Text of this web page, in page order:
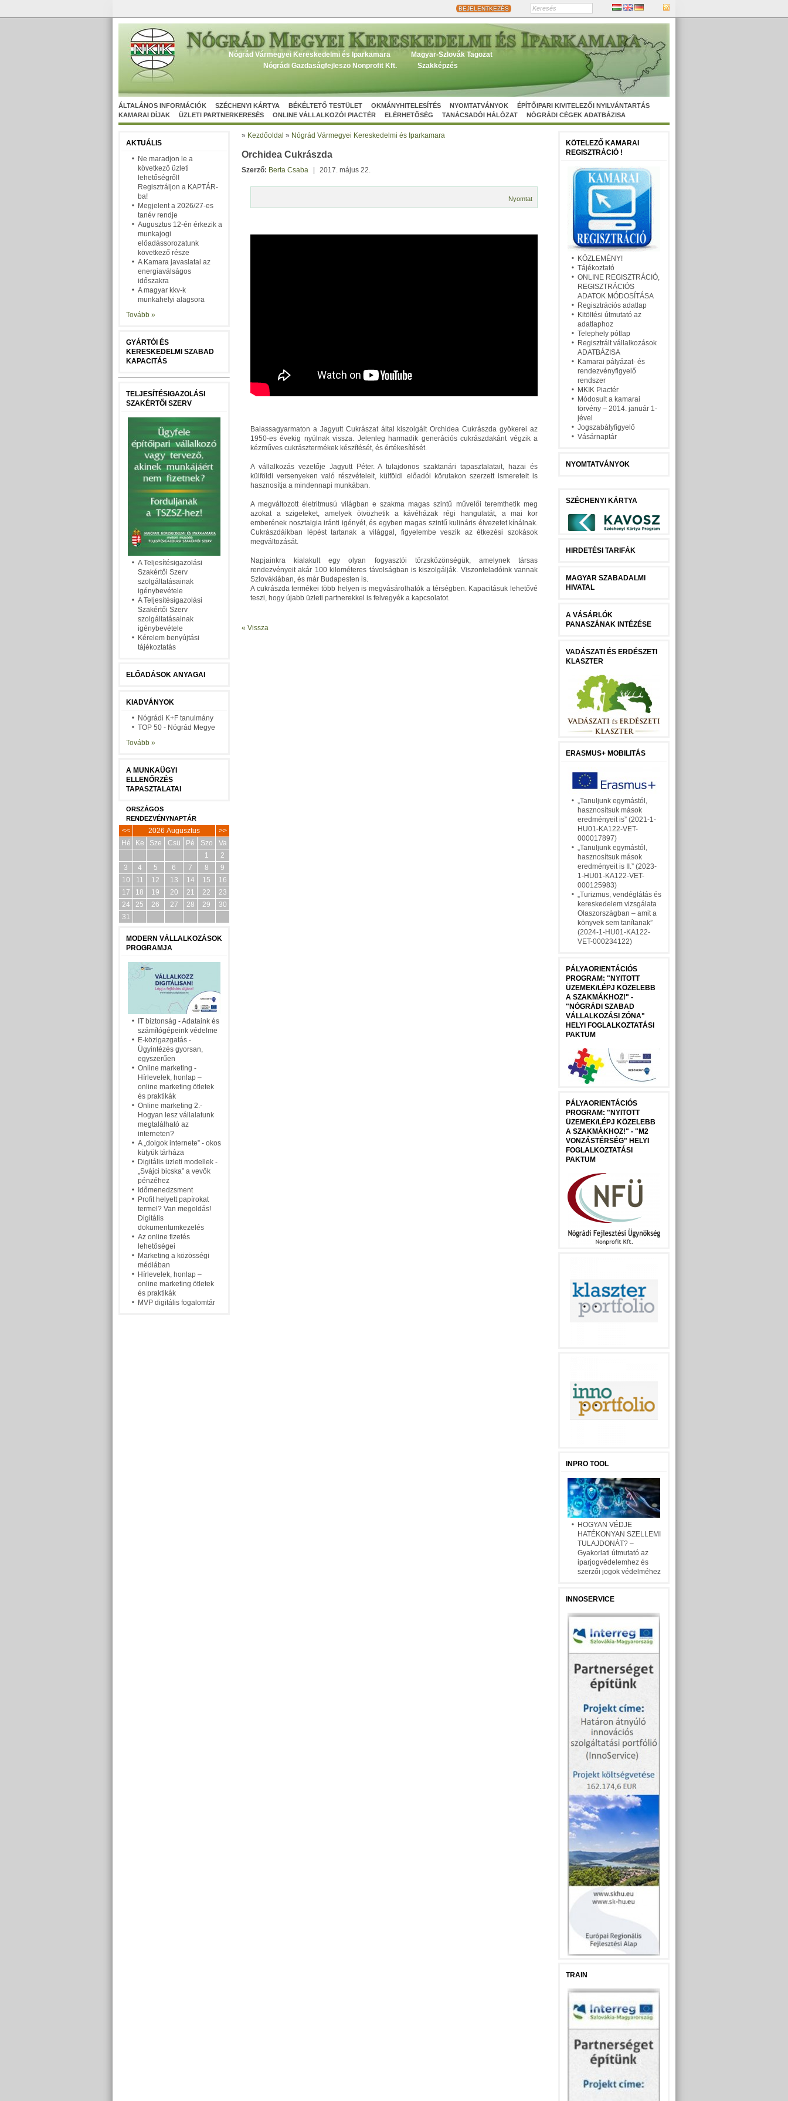
BEJELENTKEZÉS
Nógrád Vármegyei Kereskedelmi és Iparkamara
Magyar-Szlovák Tagozat
Nógrádi Gazdaságfejleszö Nonprofit Kft.
Szakképzés
ÁLTALÁNOS INFORMÁCIÓK SZÉCHENYI KÁRTYA BÉKÉLTETŐ TESTÜLET OKMÁNYHITELESÍTÉS NYOMTATVÁNYOK
ÉPÍTŐIPARI KIVITELEZŐI NYILVÁNTARTÁS
KAMARAI DÍJAK
ÜZLETI PARTNERKERESÉS ONLINE VÁLLALKOZÓI PIACTÉR ELÉRHETŐSÉG TANÁCSADÓI HÁLÓZAT NÓGRÁDI CÉGEK ADATBÁZISA
AKTUÁLIS
Ne maradjon le a
következő üzleti
lehetőségről!
Regisztráljon a KAPTÁR-
ba!
Megjelent a 2026/27-es
tanév rendje
Augusztus 12-én érkezik a
munkajogi
előadássorozatunk
következő része
A Kamara javaslatai az
energiaválságos
időszakra
A magyar kkv-k
munkahelyi alagsora
Tovább »
GYÁRTÓI ÉS
KERESKEDELMI SZABAD
KAPACITÁS
TELJESÍTÉSIGAZOLÁSI
SZAKÉRTŐI SZERV
A Teljesítésigazolási
Szakértői Szerv
szolgáltatásainak
igénybevétele
A Teljesítésigazolási
Szakértői Szerv
szolgáltatásainak
igénybevétele
Kérelem benyújtási
tájékoztatás
ELŐADÁSOK ANYAGAI
KIADVÁNYOK
Nógrádi K+F tanulmány
TOP 50 - Nógrád Megye
Tovább »
A MUNKAÜGYI
ELLENŐRZÉS
TAPASZTALATAI
ORSZÁGOS
RENDEZVÉNYNAPTÁR
<< 2026 Augusztus
>>
Hé
Ke Sze Csü Pé Szo
Va
1
2
3
4 5 6 7 8
9
10
11 12 13 14 15
16
17
18 19 20 21 22
23
24
25 26 27 28 29
30
31
MODERN VÁLLALKOZÁSOK
PROGRAMJA
IT biztonság - Adataink és
számítógépeink védelme
E-közigazgatás -
Ügyintézés gyorsan,
egyszerűen
Online marketing -
Hírlevelek, honlap –
online marketing ötletek
és praktikák
Online marketing 2.-
Hogyan lesz vállalatunk
megtalálható az
interneten?
A „dolgok internete” - okos
kütyük tárháza
Digitális üzleti modellek -
„Svájci bicska” a vevők
pénzéhez
Időmenedzsment
Profit helyett papírokat
termel? Van megoldás!
Digitális
dokumentumkezelés
Az online fizetés
lehetőségei
Marketing a közösségi
médiában
Hírlevelek, honlap –
online marketing ötletek
és praktikák
MVP digitális fogalomtár
» Kezdőoldal » Nógrád Vármegyei Kereskedelmi és Iparkamara
Orchidea Cukrászda
Szerző: Berta Csaba 2017. május 22.
Nyomtat
Balassagyarmaton a Jagyutt Cukrászat által kiszolgált Orchidea Cukrászda gyökerei az
1950-es évekig nyúlnak vissza. Jelenleg harmadik generációs cukrászdakánt végzik a
kézműves cukrásztermékek készítését, és értékesítését.
A vállalkozás vezetője Jagyutt Péter. A tulajdonos szaktanári tapasztalatait, hazai és
külföldi versenyeken való részvételeit, külföldi előadói körutakon szerzett ismereteit is
hasznosítja a mindennapi munkában.
A megváltozott életritmusú világban e szakma magas szintű művelői teremthetik meg
azokat a szigeteket, amelyek ötvözhetik a kávéházak régi hangulatát, a mai kor
emberének nosztalgia iránti igényét, és egyben magas szintű kulináris élvezetet kínálnak.
Cukrászdáikban lépést tartanak a világgal, figyelembe veszik az étkezési szokások
megváltozását.
Napjainkra kialakult egy olyan fogyasztói törzsközönségük, amelynek társas
rendezvényeit akár 100 kilométeres távolságban is kiszolgálják. Viszonteladóink vannak
Szlovákiában, és már Budapesten is.
A cukrászda termékei több helyen is megvásárolhatók a térségben. Kapacitásuk lehetővé
teszi, hogy újabb üzleti partnerekkel is felvegyék a kapcsolatot.
« Vissza
KÖTELEZŐ KAMARAI
REGISZTRÁCIÓ !
KÖZLEMÉNY!
Tájékoztató
ONLINE REGISZTRÁCIÓ,
REGISZTRÁCIÓS
ADATOK MÓDOSÍTÁSA
Regisztrációs adatlap
Kitöltési útmutató az
adatlaphoz
Telephely pótlap
Regisztrált vállalkozások
ADATBÁZISA
Kamarai pályázat- és
rendezvényfigyelő
rendszer
MKIK Piactér
Módosult a kamarai
törvény – 2014. január 1-
jével
Jogszabályfigyelő
Vásárnaptár
NYOMTATVÁNYOK
SZÉCHENYI KÁRTYA
HIRDETÉSI TARIFÁK
MAGYAR SZABADALMI
HIVATAL
A VÁSÁRLÓK
PANASZÁNAK INTÉZÉSE
VADÁSZATI ÉS ERDÉSZETI
KLASZTER
ERASMUS+ MOBILITÁS
„Tanuljunk egymástól,
hasznosítsuk mások
eredményeit is” (2021-1-
HU01-KA122-VET-
000017897)
„Tanuljunk egymástól,
hasznosítsuk mások
eredményeit is II.” (2023-
1-HU01-KA122-VET-
000125983)
„Turizmus, vendéglátás és
kereskedelem vizsgálata
Olaszországban – amit a
könyvek sem tanítanak”
(2024-1-HU01-KA122-
VET-000234122)
PÁLYAORIENTÁCIÓS
PROGRAM: "NYITOTT
ÜZEMEK/LÉPJ KÖZELEBB
A SZAKMÁKHOZ!" -
"NÓGRÁDI SZABAD
VÁLLALKOZÁSI ZÓNA"
HELYI FOGLALKOZTATÁSI
PAKTUM
PÁLYAORIENTÁCIÓS
PROGRAM: "NYITOTT
ÜZEMEK/LÉPJ KÖZELEBB
A SZAKMÁKHOZ!" - "M2
VONZÁSTÉRSÉG" HELYI
FOGLALKOZTATÁSI
PAKTUM
INPRO TOOL
HOGYAN VÉDJE
HATÉKONYAN SZELLEMI
TULAJDONÁT? –
Gyakorlati útmutató az
iparjogvédelemhez és
szerzői jogok védelméhez
INNOSERVICE
TRAIN